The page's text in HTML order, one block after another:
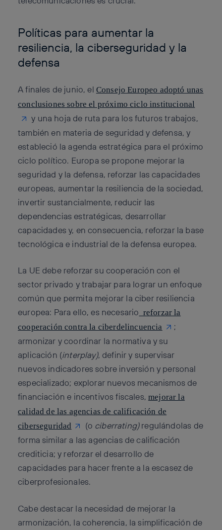
Políticas para aumentar la
resiliencia, la ciberseguridad y la
defensa
A finales de junio, el Consejo Europeo adoptó unas
conclusiones sobre el próximo ciclo institucional
y una hoja de ruta para los futuros trabajos,
también en materia de seguridad y defensa, y
estableció la agenda estratégica para el próximo
ciclo político. Europa se propone mejorar la
seguridad y la defensa, reforzar las capacidades
europeas, aumentar la resiliencia de la sociedad,
invertir sustancialmente, reducir las
dependencias estratégicas, desarrollar
capacidades y, en consecuencia, reforzar la base
tecnológica e industrial de la defensa europea.
La UE debe reforzar su cooperación con el
sector privado y trabajar para lograr un enfoque
común que permita mejorar la ciber resiliencia
europea: Para ello, es necesario reforzar la
cooperación contra la ciberdelincuencia
;
armonizar y coordinar la normativa y su
aplicación (interplay), definir y supervisar
nuevos indicadores sobre inversión y personal
especializado; explorar nuevos mecanismos de
financiación e incentivos fiscales,mejorar la
calidad de las agencias de calificación de
ciberseguridad
(o ciberrating)regulándolas de
forma similar a las agencias de calificación
crediticia; y reforzar el desarrollo de
capacidades para hacer frente a la escasez de
ciberprofesionales.
Cabe destacar la necesidad de mejorar la
armonización, la coherencia, la simplificación de